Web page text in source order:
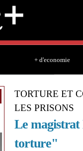
+ d'economie
TORTURE ET
LES PRISONS
Le
torture"